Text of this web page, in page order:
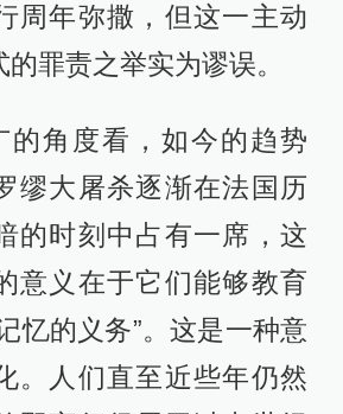
周年弥撒，但这一主动
罪责之举实为谬误。
度看，如今的趋势
缪大屠杀逐渐在法国历
的时刻中占有一席，这
意义在于它们能够教育
忆的义务”。这是一种意
。人们直至近些年仍然